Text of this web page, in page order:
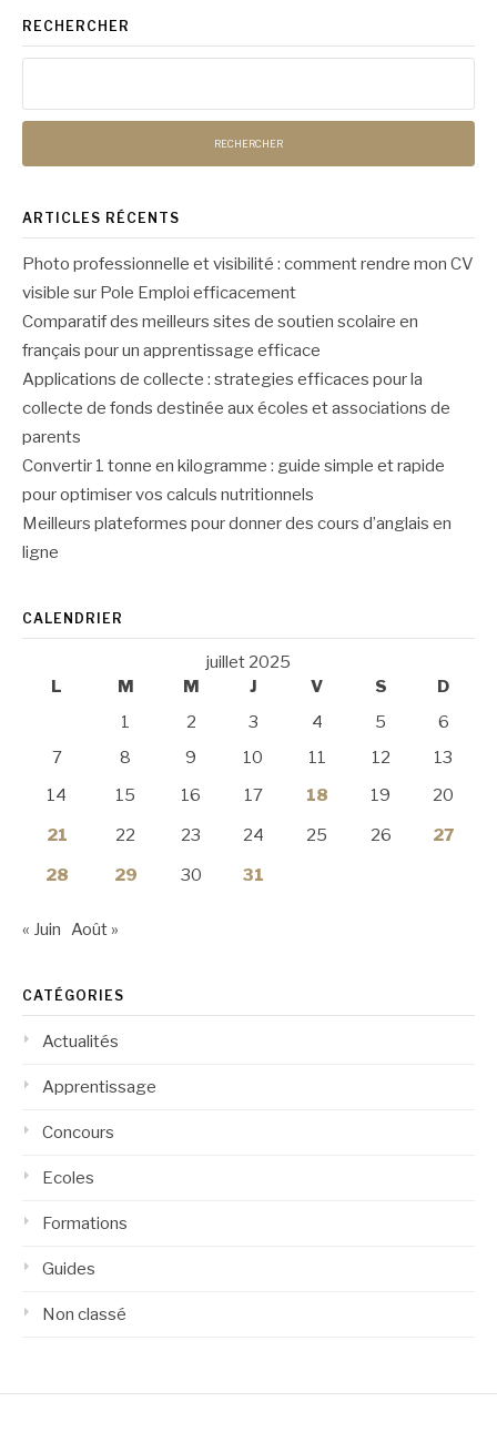
RECHERCHER
ARTICLES RÉCENTS
Photo professionnelle et visibilité : comment rendre mon CV
visible sur Pole Emploi efficacement
Comparatif des meilleurs sites de soutien scolaire en
français pour un apprentissage efficace
Applications de collecte : strategies efficaces pour la
collecte de fonds destinée aux écoles et associations de
parents
Convertir 1 tonne en kilogramme : guide simple et rapide
pour optimiser vos calculs nutritionnels
Meilleurs plateformes pour donner des cours d’anglais en
ligne
CALENDRIER
juillet 2025
L
M M J V S
D
1
2 3 4 5
6
7
8 9 10 11 12
13
14
15 16 17 18 19
20
21
22 23 24 25 26
27
28
29 30 31
« Juin Août »
CATÉGORIES
Actualités
Apprentissage
Concours
Ecoles
Formations
Guides
Non classé